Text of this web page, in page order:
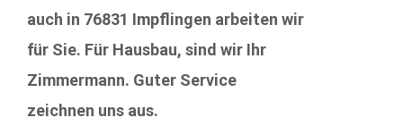
auch in 76831 Impflingen arbeiten wir
für Sie. Für Hausbau, sind wir Ihr
Zimmermann. Guter Service
zeichnen uns aus.